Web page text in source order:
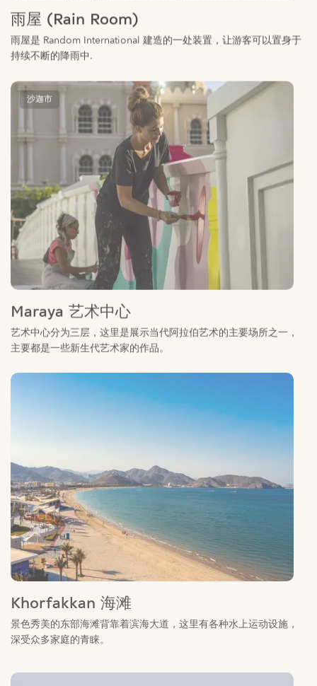
持续不断的降雨中.
沙迦市
Maraya 艺术中心
艺术中心分为三层，这里是展示当代阿拉伯艺术的主要场所之一，
主要都是一些新生代艺术家的作品。
Khorfakkan 海滩
景色秀美的东部海滩背靠着滨海大道，这里有各种水上运动设施，
深受众多家庭的青睐。